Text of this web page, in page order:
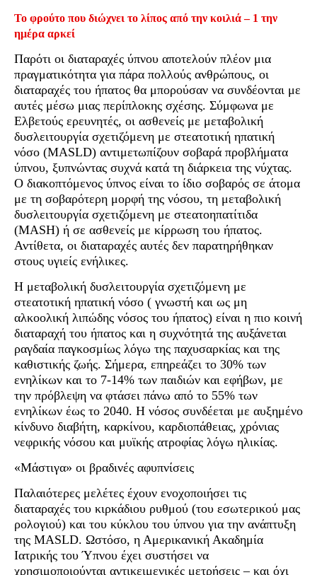
Το φρούτο που διώχνει το λίπος από την κοιλιά – 1 την
ημέρα αρκεί
Παρότι οι διαταραχές ύπνου αποτελούν πλέον μια
πραγματικότητα για πάρα πολλούς ανθρώπους, οι
διαταραχές του ήπατος θα μπορούσαν να συνδέονται με
αυτές μέσω μιας περίπλοκης σχέσης. Σύμφωνα με
Ελβετούς ερευνητές, οι ασθενείς με μεταβολική
δυσλειτουργία σχετιζόμενη με στεατοτική ηπατική
νόσο (MASLD) αντιμετωπίζουν σοβαρά προβλήματα
ύπνου, ξυπνώντας συχνά κατά τη διάρκεια της νύχτας.
Ο διακοπτόμενος ύπνος είναι το ίδιο σοβαρός σε άτομα
με τη σοβαρότερη μορφή της νόσου, τη μεταβολική
δυσλειτουργία σχετιζόμενη με στεατοηπατίτιδα
(MASH) ή σε ασθενείς με κίρρωση του ήπατος.
Αντίθετα, οι διαταραχές αυτές δεν παρατηρήθηκαν
στους υγιείς ενήλικες.
Η μεταβολική δυσλειτουργία σχετιζόμενη με
στεατοτική ηπατική νόσο ( γνωστή και ως μη
αλκοολική λιπώδης νόσος του ήπατος) είναι η πιο κοινή
διαταραχή του ήπατος και η συχνότητά της αυξάνεται
ραγδαία παγκοσμίως λόγω της παχυσαρκίας και της
καθιστικής ζωής. Σήμερα, επηρεάζει το 30% των
ενηλίκων και το 7-14% των παιδιών και εφήβων, με
την πρόβλεψη να φτάσει πάνω από το 55% των
ενηλίκων έως το 2040. Η νόσος συνδέεται με αυξημένο
κίνδυνο διαβήτη, καρκίνου, καρδιοπάθειας, χρόνιας
νεφρικής νόσου και μυϊκής ατροφίας λόγω ηλικίας.
«Μάστιγα» οι βραδινές αφυπνίσεις
Παλαιότερες μελέτες έχουν ενοχοποιήσει τις
διαταραχές του κιρκάδιου ρυθμού (του εσωτερικού μας
ρολογιού) και του κύκλου του ύπνου για την ανάπτυξη
της MASLD. Ωστόσο, η Αμερικανική Ακαδημία
Ιατρικής του Ύπνου έχει συστήσει να
χρησιμοποιούνται αντικειμενικές μετρήσεις – και όχι